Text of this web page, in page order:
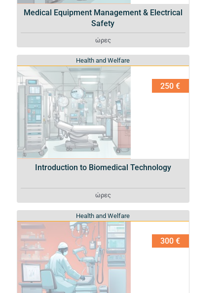
Medical Equipment Management & Electrical
Safety
ώρες
250 €
Health and Welfare
Health and Welfare
Introduction to Biomedical Technology
ώρες
300 €
Health and Welfare
Health and Welfare